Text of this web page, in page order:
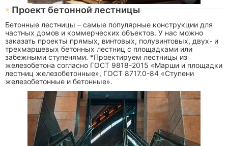
Проект бетонной лестницы
Бетонные лестницы – самые популярные конструкции для
частных домов и коммерческих объектов. У нас можно
заказать проекты прямых, винтовых, полувинтовых, двух- и
трехмаршевых бетонных лестниц с площадками или
забежными ступенями. *Проектируем лестницы из
железобетона согласно ГОСТ 9818-2015 «Марши и площадки
лестниц железобетонные», ГОСТ 8717.0-84 «Ступени
железобетонные и бетонные».